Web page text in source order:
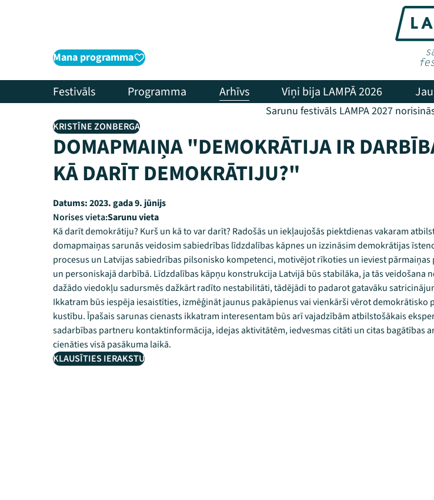
Mana programma
Festivāls Programma Arhīvs Viņi bija LAMPĀ 2026
Sarunu festivāls LAMPA 2027
KRISTĪNE ZONBERGA
DOMAPMAIŅA "DEMOKRĀTIJA IR
KĀ DARĪT DEMOKRĀTIJU?"
Datums:2023. gada 9. jūnijs
Norises vieta:Sarunu vieta
Kā darīt demokrātiju? Kurš un kā to var darīt? Radošās un iekļaujošās piektdienas vakaram
domapmaiņas sarunās veidosim sabiedrības līdzdalības kāpnes un izzināsim demokrātijas
procesus un Latvijas sabiedrības pilsonisko kompetenci, motivējot rīkoties un ieviest
un personiskajā darbībā. Līdzdalības kāpņu konstrukcija Latvijā būs stabilāka, ja tās veidošana
dažādo viedokļu sadursmēs dažkārt radīto nestabilitāti, tādējādi to padarot gatavāku
Ikkatram būs iespēja iesaistīties, izmēģināt jaunus pakāpienus vai vienkārši vērot demokrātisko
kustību. Īpašais sarunas cienasts ikkatram interesentam būs arī vajadzībām atbilstošākais
sadarbības partneru kontaktinformācija, idejas aktivitātēm, iedvesmas citāti un citas bagātības
cienāties visā pasākuma laikā.
KLAUSĪTIES IERAKSTU